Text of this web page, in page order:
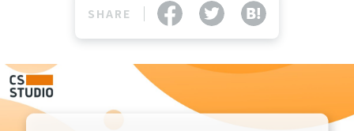
CS人材育成プログラム
運用代行・人材派遣
カスタマーサクセス人材派遣・常駐
カスタマーサクセスBPO
SHARE